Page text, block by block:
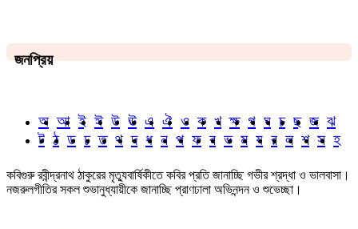
জনপ্রিয়
অ আ ই ঈ উ ঊ এ ঐ ও ক খ ক্ষ গ ঘ চ ছ জ ঝ
ট ঠ ড ঢ ত থ দ ধ ন প ফ ব ভ ম য র ল শ স হ
কবিগুরু রবীন্দ্রনাথ ঠাকুরের মৃত্যুবার্ষিকীতে কবির প্রতি জানাচ্ছি গভীর শ্রদ্ধা ও ভালবাসা।
নজরুলগীতির সকল শুভানুধ্যায়ীকে জানাচ্ছি প্রাণঢালা অভিনন্দন ও শুভেচ্ছা।